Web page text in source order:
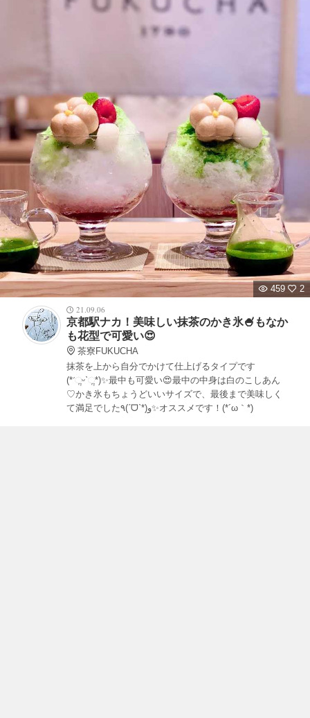
459
2
21.09.06
京都駅ナカ！美味しい抹茶のかき氷🍧もなか
も花型で可愛い😍
茶寮FUKUCHA
抹茶を上から自分でかけて仕上げるタイプです
(*ˊૢᵕˋૢ*)✨最中も可愛い😍最中の中身は白のこしあん
♡かき氷もちょうどいいサイズで、最後まで美味しく
て満足でした٩(ˊᗜˋ*)و✨オススメです！(*´ω｀*)